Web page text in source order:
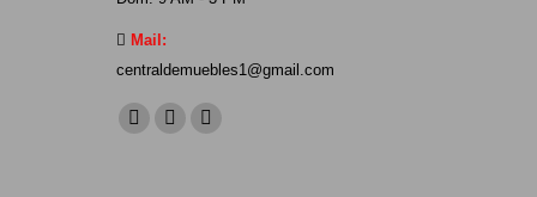
Mail:
centraldemuebles1@gmail.com
Find us on:
Facebook
YouTubeInstagram